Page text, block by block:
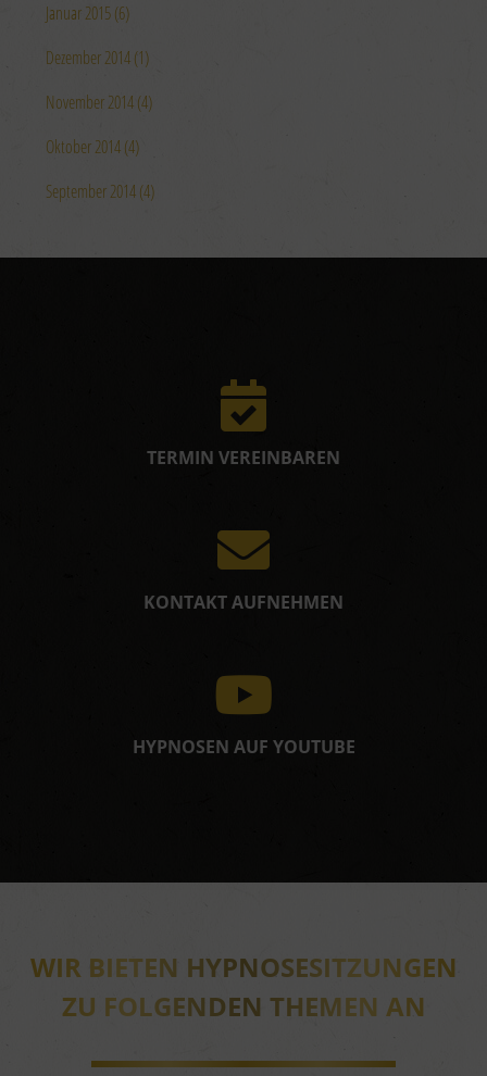
Januar 2015 (6)
Dezember 2014 (1)
November 2014 (4)
Oktober 2014 (4)
September 2014 (4)
TERMIN VEREINBAREN
KONTAKT AUFNEHMEN
HYPNOSEN AUF YOUTUBE
WIR BIETEN HYPNOSESITZUNGEN
ZU FOLGENDEN THEMEN AN